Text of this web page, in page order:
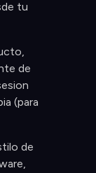
tu
de
(para
de